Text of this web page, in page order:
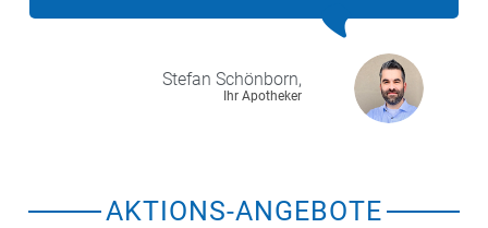
Stefan Schönborn,
Ihr Apotheker
AKTIONS-ANGEBOTE